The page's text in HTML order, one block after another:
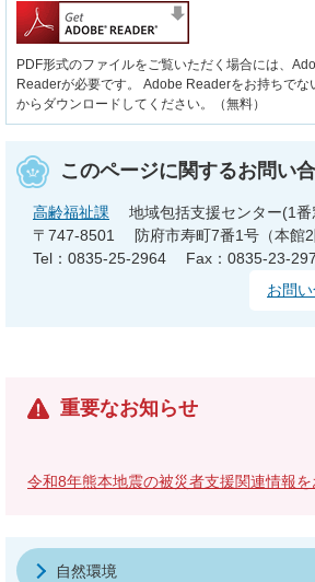
PDF形式のファイルをご覧いただく場合には、
Readerが必要です。
Adobe Readerをお持ちでな
からダウンロードしてください。（無料）
このページに関するお問い
高齢福祉課
地域包括支援センター(1番
〒747-8501
防府市寿町7番1号（本館2
Tel：0835-25-2964
Fax：0835-23-
お問
重要なお知らせ
令和8年熊本地震の被災者支援関連情報
自然環境